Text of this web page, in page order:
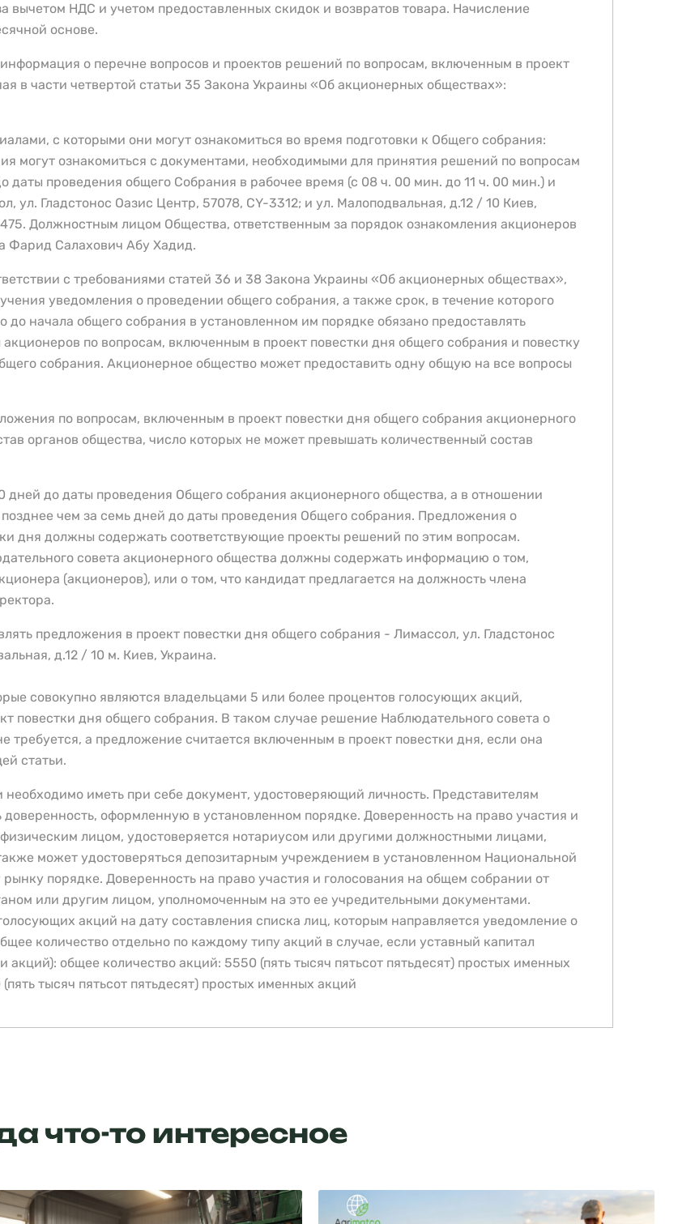
вычетом НДС и учетом предоставленных скидок и возвратов товара. Начисление
основе.
о перечне вопросов и проектов решений по вопросам, включенным в проект
в части четвертой статьи 35 Закона Украины «Об акционерных обществах»:
с которыми они могут ознакомиться во время подготовки к Общего собрания:
могут ознакомиться с документами, необходимыми для принятия решений по вопросам
даты проведения общего Собрания в рабочее время (с 08 ч. 00 мин. до 11 ч. 00 мин.) и
ул. Гладстонос Оазис Центр, 57078, CY-3312; и ул. Малоподвальная, д.12 / 10 Киев,
Должностным лицом Общества, ответственным за порядок ознакомления акционеров
Фарид Салахович Абу Хадид.
с требованиями статей 36 и 38 Закона Украины «Об акционерных обществах»,
уведомления о проведении общего собрания, а также срок, в течение которого
до начала общего собрания в установленном им порядке обязано предоставлять
по вопросам, включенным в проект повестки дня общего собрания и повестку
собрания. Акционерное общество может предоставить одну общую на все вопросы
по вопросам, включенным в проект повестки дня общего собрания акционерного
органов общества, число которых не может превышать количественный состав
дней до даты проведения Общего собрания акционерного общества, а в отношении
чем за семь дней до даты проведения Общего собрания. Предложения о
дня должны содержать соответствующие проекты решений по этим вопросам.
совета акционерного общества должны содержать информацию о том,
(акционеров), или о том, что кандидат предлагается на должность члена
предложения в проект повестки дня общего собрания - Лимассол, ул. Гладстонос
д.12 / 10 м. Киев, Украина.
совокупно являются владельцами 5 или более процентов голосующих акций,
повестки дня общего собрания. В таком случае решение Наблюдательного совета о
требуется, а предложение считается включенным в проект повестки дня, если она
статьи.
иметь при себе документ, удостоверяющий личность. Представителям
оформленную в установленном порядке. Доверенность на право участия и
лицом, удостоверяется нотариусом или другими должностными лицами,
может удостоверяться депозитарным учреждением в установленном Национальной
порядке. Доверенность на право участия и голосования на общем собрании от
или другим лицом, уполномоченным на это ее учредительными документами.
акций на дату составления списка лиц, которым направляется уведомление о
количество отдельно по каждому типу акций в случае, если уставный капитал
общее количество акций: 5550 (пять тысяч пятьсот пятьдесят) простых именных
тысяч пятьсот пятьдесят) простых именных акций
что-то интересное